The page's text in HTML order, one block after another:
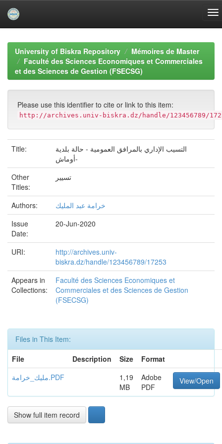
navigationUniversity of Biskra Repository
Mémoires de Master
Faculté des Sciences Economiques et Commerciales
et des Sciences de Gestion (FSECSG)
Please use this identifier to cite or link to this item:
http://archives.univ-biskra.dz/handle/123456789/
Title:
التسيب الإداري بالمرافق العمومية - حالة بلدية
أوماش-
Other
Titles:
تسيير
Authors:
خرامة عبد المليك
Issue
Date:
20-Jun-2020
URI:
http://archives.univ-
biskra.dz/handle/123456789/17253
Appears in
Collections:
Faculté des Sciences Economiques et
Commerciales et des Sciences de Gestion
(FSECSG)
Files in This Item:
File
Description Size
Format
مليك_خرامة.PDF
1,19
MB
Adobe
PDF
View/Open
Show full item record